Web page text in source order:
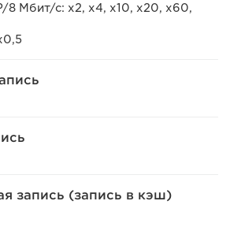
8 Мбит/с: x2, x4, x10, x20, x60,
запись (запись в кэш)